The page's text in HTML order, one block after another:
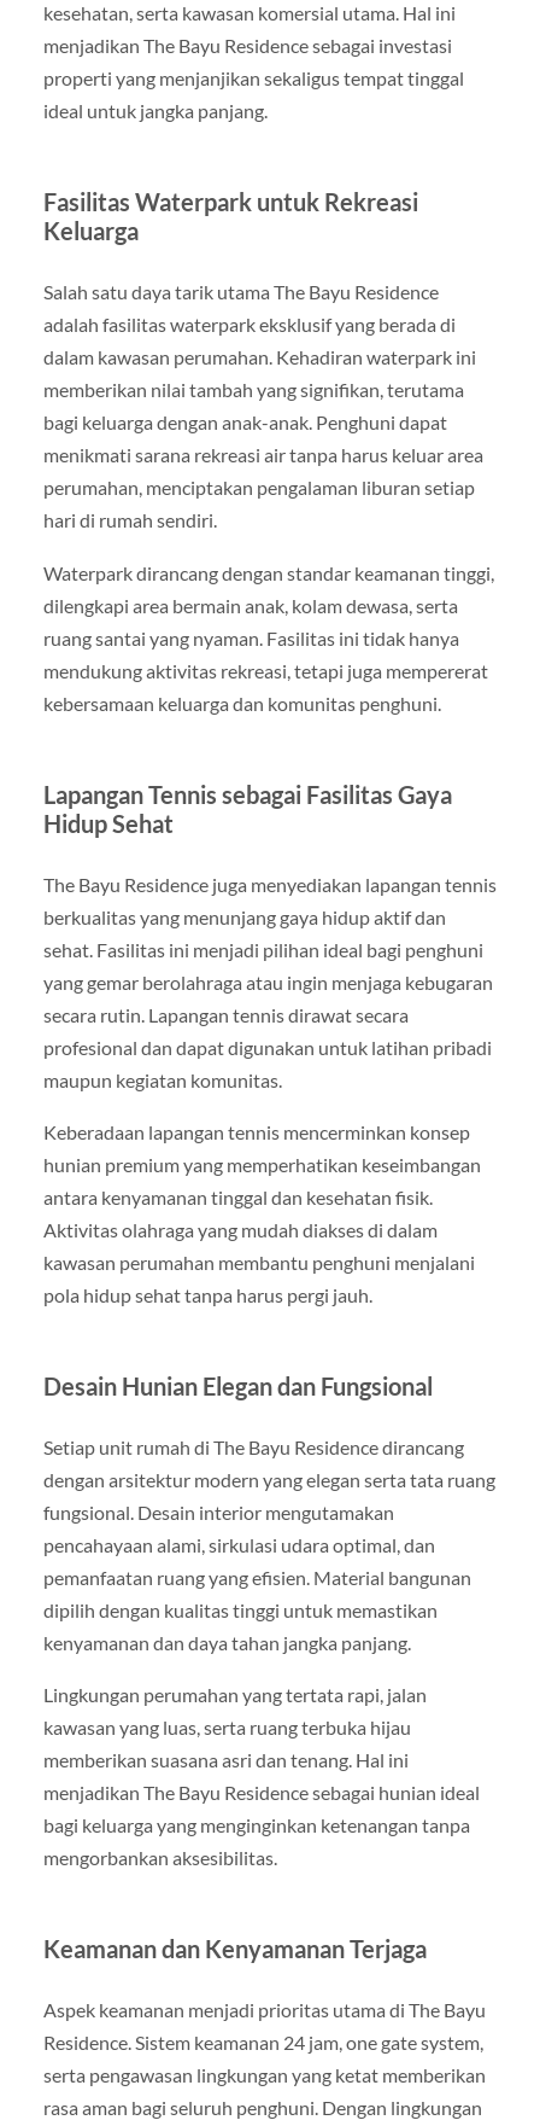
kesehatan, serta kawasan komersial utama. Hal ini
menjadikan The Bayu Residence sebagai investasi
properti yang menjanjikan sekaligus tempat tinggal
ideal untuk jangka panjang.
Fasilitas Waterpark untuk Rekreasi
Keluarga
Salah satu daya tarik utama The Bayu Residence
adalah fasilitas waterpark eksklusif yang berada di
dalam kawasan perumahan. Kehadiran waterpark ini
memberikan nilai tambah yang signifikan, terutama
bagi keluarga dengan anak-anak. Penghuni dapat
menikmati sarana rekreasi air tanpa harus keluar area
perumahan, menciptakan pengalaman liburan setiap
hari di rumah sendiri.
Waterpark dirancang dengan standar keamanan tinggi,
dilengkapi area bermain anak, kolam dewasa, serta
ruang santai yang nyaman. Fasilitas ini tidak hanya
mendukung aktivitas rekreasi, tetapi juga mempererat
kebersamaan keluarga dan komunitas penghuni.
Lapangan Tennis sebagai Fasilitas Gaya
Hidup Sehat
The Bayu Residence juga menyediakan lapangan tennis
berkualitas yang menunjang gaya hidup aktif dan
sehat. Fasilitas ini menjadi pilihan ideal bagi penghuni
yang gemar berolahraga atau ingin menjaga kebugaran
secara rutin. Lapangan tennis dirawat secara
profesional dan dapat digunakan untuk latihan pribadi
maupun kegiatan komunitas.
Keberadaan lapangan tennis mencerminkan konsep
hunian premium yang memperhatikan keseimbangan
antara kenyamanan tinggal dan kesehatan fisik.
Aktivitas olahraga yang mudah diakses di dalam
kawasan perumahan membantu penghuni menjalani
pola hidup sehat tanpa harus pergi jauh.
Desain Hunian Elegan dan Fungsional
Setiap unit rumah di The Bayu Residence dirancang
dengan arsitektur modern yang elegan serta tata ruang
fungsional. Desain interior mengutamakan
pencahayaan alami, sirkulasi udara optimal, dan
pemanfaatan ruang yang efisien. Material bangunan
dipilih dengan kualitas tinggi untuk memastikan
kenyamanan dan daya tahan jangka panjang.
Lingkungan perumahan yang tertata rapi, jalan
kawasan yang luas, serta ruang terbuka hijau
memberikan suasana asri dan tenang. Hal ini
menjadikan The Bayu Residence sebagai hunian ideal
bagi keluarga yang menginginkan ketenangan tanpa
mengorbankan aksesibilitas.
Keamanan dan Kenyamanan Terjaga
Aspek keamanan menjadi prioritas utama di The Bayu
Residence. Sistem keamanan 24 jam, one gate system,
serta pengawasan lingkungan yang ketat memberikan
rasa aman bagi seluruh penghuni. Dengan lingkungan